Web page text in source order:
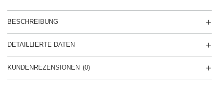
BESCHREIBUNG
DETAILLIERTE DATEN
KUNDENREZENSIONEN (0)